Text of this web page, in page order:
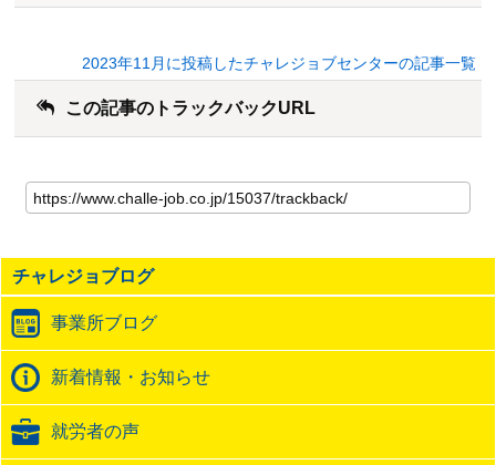
2023年11月に投稿したチャレジョブセンターの記事一覧
この記事のトラックバックURL
の
記
の
ト
ラ
ッ
ク
バ
ッ
URL
チャレジョブログ
事業所ブログ
新着情報・お知らせ
就労者の声